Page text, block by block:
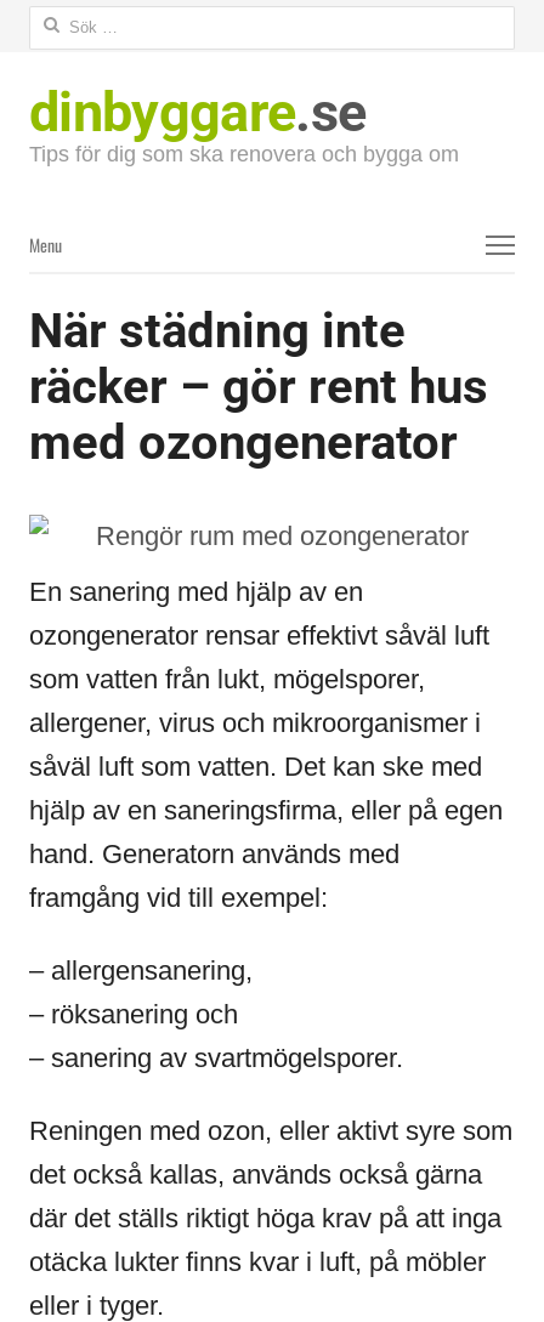
Sök
dinbyggare.se
Tips för dig som ska renovera och bygga om
Menu
Menu
När städning inte
räcker – gör rent hus
med ozongenerator
En sanering med hjälp av en
ozongenerator rensar effektivt såväl luft
som vatten från lukt, mögelsporer,
allergener, virus och mikroorganismer i
såväl luft som vatten. Det kan ske med
hjälp av en saneringsfirma, eller på egen
hand. Generatorn används med
framgång vid till exempel:
– allergensanering,
– röksanering och
– sanering av svartmögelsporer.
Reningen med ozon, eller aktivt syre som
det också kallas, används också gärna
där det ställs riktigt höga krav på att inga
otäcka lukter finns kvar i luft, på möbler
eller i tyger.